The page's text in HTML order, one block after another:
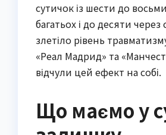
сутичок із шести до
багатьох і до десяти
злетіло рівень
«Реал Мадрид» та
відчули цей ефект на собі.
Що маємо у